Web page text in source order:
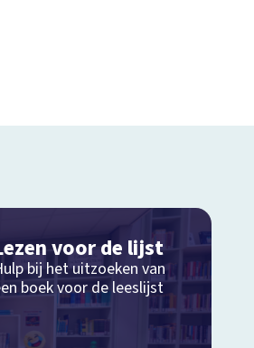
voor de lijst
bij het uitzoeken van
boek voor de leeslijst